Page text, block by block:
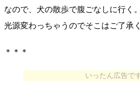
なので、犬の散歩で腹ごなしに行く
光源変わっちゃうのでそこはご了承
＊＊＊
いったん広告で